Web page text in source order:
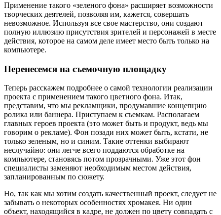
Применение такого «зеленого фона» расширяет возможности
творческих деятелей, позволяя им, кажется, совершать
невозможное. Используя все свое мастерство, они создают
полную иллюзию присутствия зрителей и персонажей в месте
действия, которое на самом деле имеет место быть только на
компьютере.
Перенесемся на съемочную площадку
Теперь расскажем подробнее о самой технологии реализации
проекта с применением такого цветного фона. Итак,
представим, что мы рекламщики, продумавшие концепцию
ролика или баннера. Приступаем к съемкам. Располагаем
главных героев проекта (это может быть и продукт, ведь мы
говорим о рекламе). Фон позади них может быть, кстати, не
только зеленым, но и синим. Такие оттенки выбирают
неслучайно: они легче всего поддаются обработке на
компьютере, становясь потом прозрачными. Уже этот фон
специалисты заменяют необходимым местом действия,
запланированным по сюжету.
Но, так как мы хотим создать качественный проект, следует не
забывать о некоторых особенностях хромакея. Ни один
объект, находящийся в кадре, не должен по цвету совпадать с